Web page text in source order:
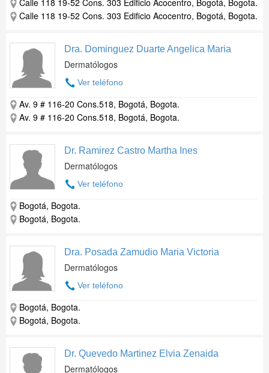
Calle 118 19-52 Cons. 303 Edificio Acocentro, Bogotá, Bogota.
Calle 118 19-52 Cons. 303 Edificio Acocentro, Bogotá, Bogota.
Dra. Dominguez Duarte Angelica Maria
Dermatólogos
Ver teléfono
Av. 9 # 116-20 Cons.518, Bogotá, Bogota.
Av. 9 # 116-20 Cons.518, Bogotá, Bogota.
Dr. Ramirez Castro Martha Ines
Dermatólogos
Ver teléfono
Bogotá, Bogota.
Bogotá, Bogota.
Dra. Posada Zamudio Maria Victoria
Dermatólogos
Ver teléfono
Bogotá, Bogota.
Bogotá, Bogota.
Dr. Quevedo Martinez Elvia Zenaida
Dermatólogos